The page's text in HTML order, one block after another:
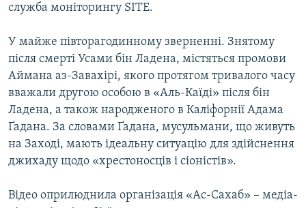
МУЛЬТИМЕДІА
ФОТО
СПЕЦПРОЄКТИ
ПОДКАСТИ
КРИМ РЕАЛІЇ
РУС
УКР
служба моніторингу SITE.
У майже півторагодинному зверненні. Знятому
після смерті Усами бін Ладена, містяться промови
Аймана аз-Завахірі, якого протягом тривалого часу
вважали другою особою в «Аль-Каїді» після бін
Ладена, а також народженого в Каліфорнії Адама
Ґадана. За словами Ґадана, мусульмани, що живуть
на Заході, мають ідеальну ситуацію для здійснення
джихаду щодо «хрестоносців і сіоністів».
Відео оприлюднила організація «Ас-Сахаб» – медіа-